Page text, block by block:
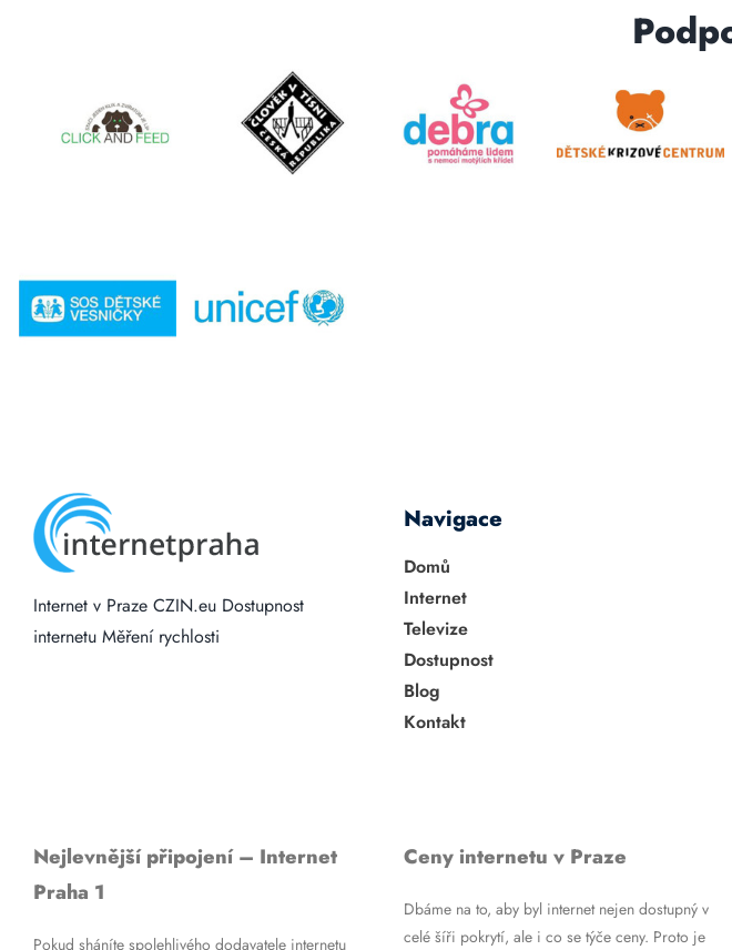
Internet v Praze CZIN.eu Dostupnost
internetu Měření rychlosti
Navigace
Domů
Internet
Televize
Dostupnost
Blog
Kontakt
Nejlevnější připojení – Internet
Praha 1
Pokud sháníte spolehlivého dodavatele internetu
Ceny internetu v Praze
Dbáme na to, aby byl internet nejen dostupný v
celé šíři pokrytí, ale i co se týče ceny. Proto je